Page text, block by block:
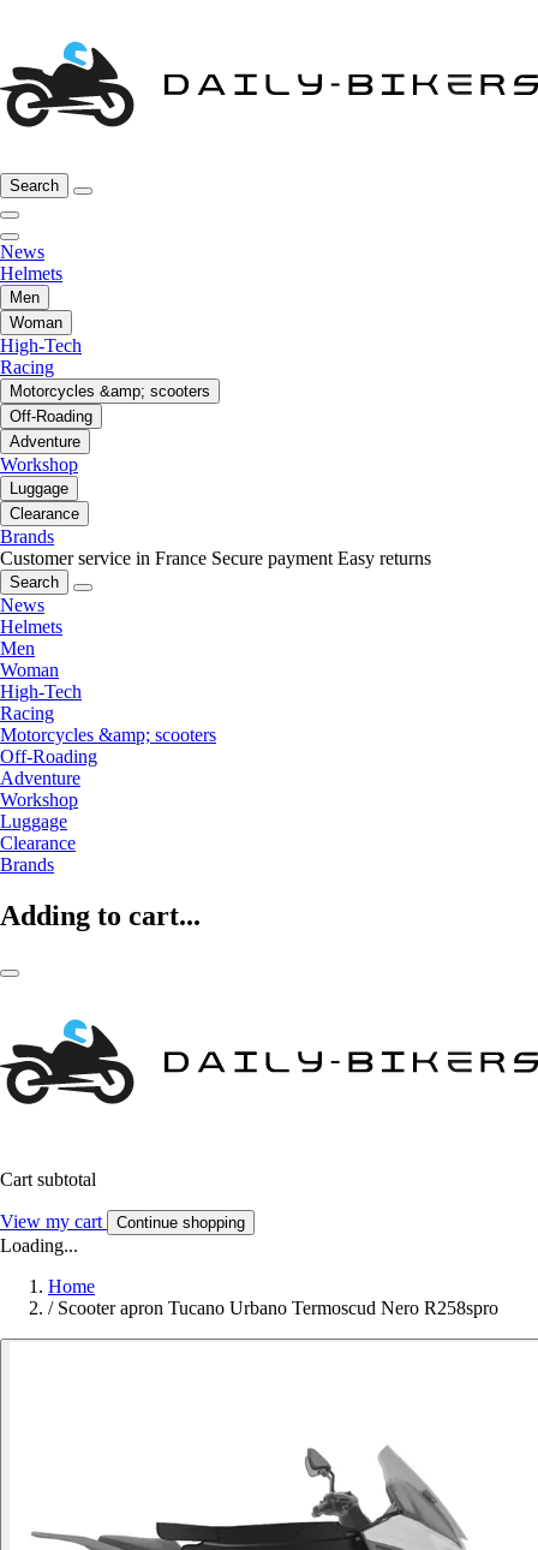
Search
News
Helmets
Men
Woman
High-Tech
Racing
Motorcycles &amp; scooters
Off-Roading
Adventure
Workshop
Luggage
Clearance
Brands
Customer service in France Secure payment Easy returns
Search
News
Helmets
Men
Woman
High-Tech
Racing
Motorcycles &amp; scooters
Off-Roading
Adventure
Workshop
Luggage
Clearance
Brands
Adding to cart...
Cart subtotal
View my cart Continue shopping
Loading...
Home
/ Scooter apron Tucano Urbano Termoscud Nero R258spro